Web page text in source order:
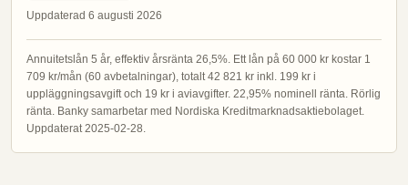
Uppdaterad 6 augusti 2026
Annuitetslån 5 år, effektiv årsränta 26,5%. Ett lån på 60 000 kr kostar 1
709 kr/mån (60 avbetalningar), totalt 42 821 kr inkl. 199 kr i
uppläggningsavgift och 19 kr i aviavgifter. 22,95% nominell ränta. Rörlig
ränta. Banky samarbetar med Nordiska Kreditmarknadsaktiebolaget.
Uppdaterat 2025-02-28.